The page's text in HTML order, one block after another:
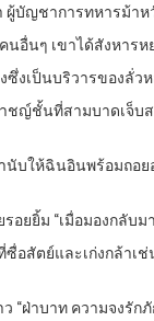
บัญชาการ​ทหารม้า​ห
อื่นๆ​ เขา​ได้​สังหาร​
งเป็น​บริวาร​ของ​ลั่ว​
ชญ์​ชั้น​ที่สาม​บาดเจ็บส
นับ​ให้​ฉิน​อิน​พร้อม​ถอย​
ยยิ้ม​ “เมื่อ​มอง​กลับ​ม
อสัตย์​และ​เก่งกล้า​เช่
“ฝ่าบาท​ ความจงรัก